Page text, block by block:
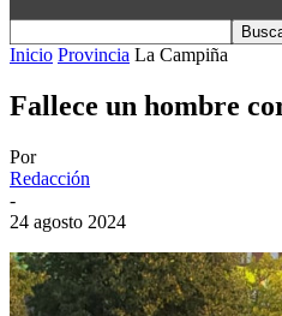
Inicio Provincia La Campiña
Fallece un hombre
Por
Redacción
-
24 agosto 2024